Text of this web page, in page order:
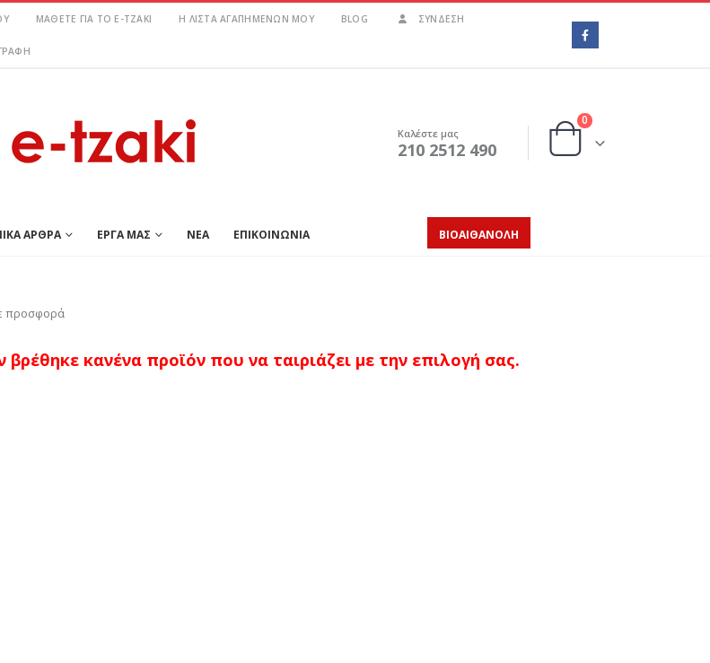
ΜΆΘΕΤΕ ΓΙΑ ΤΟ E-TZAKI Η ΛΊΣΤΑ ΑΓΑΠΗΜΈΝΩΝ ΜΟΥ BLOG ΣΎΝΔΕΣΗ
Καλέστε μας
210 2512 490
0
ΑΡΘΡΑ ΕΡΓΑ ΜΑΣ ΝΕΑ ΕΠΙΚΟΙΝΩΝΙΑ ΒΙΟΑΙΘΑΝΟΛΗ
προσφορά
βρέθηκε κανένα προϊόν που να ταιριάζει με την επιλογή σας.